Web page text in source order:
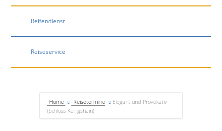
Reifendienst
Reiseservice
Home Reisetermine
Elegant und Provokativ
(Schloss Königshain)